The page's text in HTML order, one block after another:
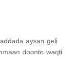
aysan geli
doonto waqti